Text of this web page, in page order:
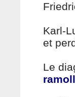
Karl-
et
Le